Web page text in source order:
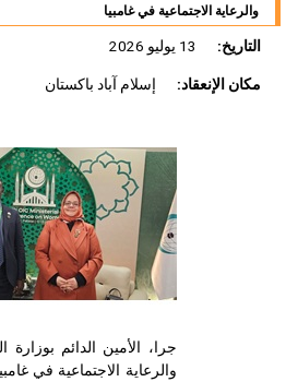
والرعاية الاجتماعية في غامبيا
التاريخ:
مكان الإنعقاد:
إسلام آباد باكستان
جرا، الأمين الدائم بوزارة
والرعاية الاجتماعية في